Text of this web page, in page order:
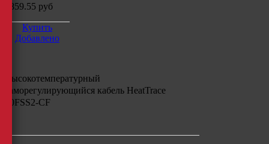
4859.55 руб
Купить
Добавлено
Высокотемпературный
саморегулирующийся кабель HeatTrace
30FSS2-CF